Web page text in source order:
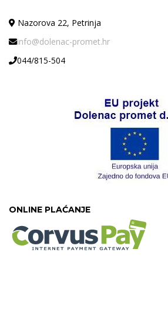
Nazorova 22, Petrinja
info@dolenac-promet.hr
044/815-504
ONLINE PLAĆANJE